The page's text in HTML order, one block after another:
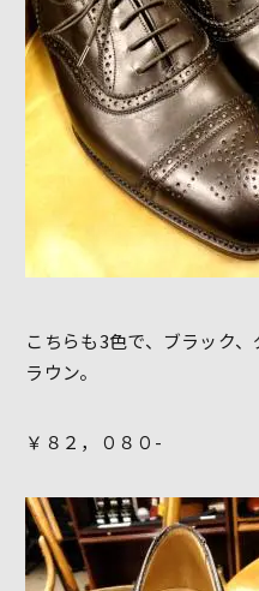
こちらも3色で、ブラック
ラウン。
￥８２，０８０-